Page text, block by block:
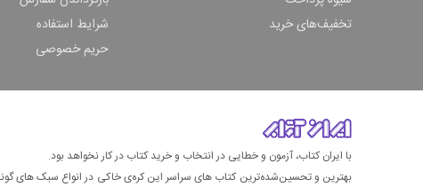
تخفیف‌های خرید
شرایط استفاده
حریم خصوصی
با ایران کتاب، آزمون و خطایی در انتخاب و خرید کتاب در کار نخواهد بود.
بهترین و تحسین‌شده‌ترین کتاب‌ های سراسر این کره‌ی خاکی در انواع سبک های